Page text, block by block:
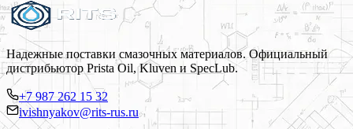
Надежные поставки смазочных материалов. Официальный
дистрибьютор Prista Oil, Kluven и SpecLub.
+7 987 262 15 32
ivishnyakov@rits-rus.ru